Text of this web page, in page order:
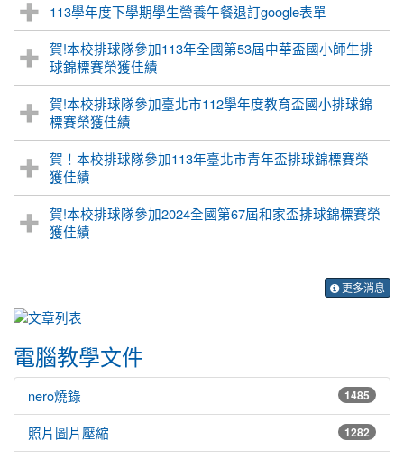
113學年度下學期學生營養午餐退訂google表單
賀!本校排球隊參加113年全國第53屆中華盃國小師生排
球錦標賽榮獲佳績
賀!本校排球隊參加臺北市112學年度教育盃國小排球錦
標賽榮獲佳績
賀！本校排球隊參加113年臺北市青年盃排球錦標賽榮
獲佳績
賀!本校排球隊參加2024全國第67屆和家盃排球錦標賽榮
獲佳績
更多消息
電腦教學文件
1485
nero燒錄
1282
照片圖片壓縮